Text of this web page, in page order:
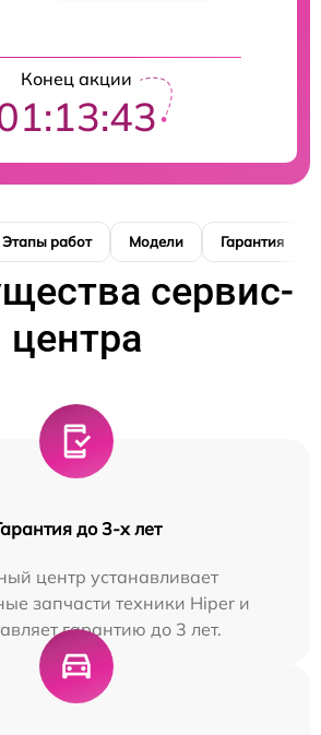
Конец акции
Этапы работ Модели Гарантия
сервис-
центра
до 3-х лет
центр устанавливает
запчасти техники Hiper и
гарантию до 3 лет.